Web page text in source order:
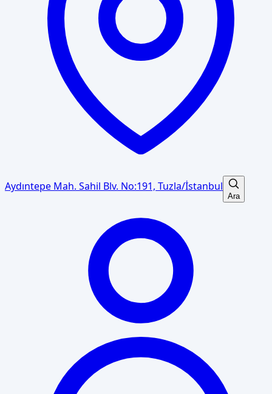
Aydıntepe Mah. Sahil Blv. No:191, Tuzla/İstanbul
Ara